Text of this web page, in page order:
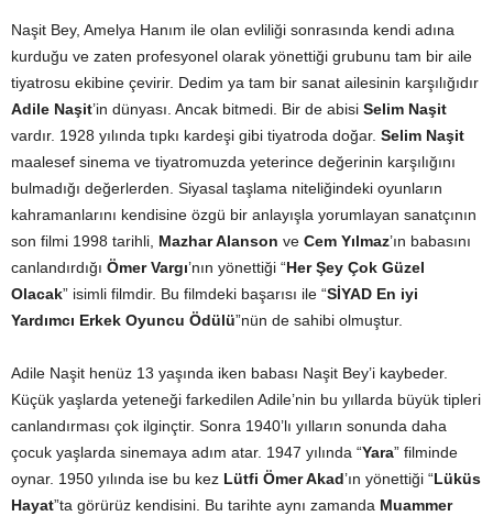
Naşit Bey, Amelya Hanım ile olan evliliği sonrasında kendi adına
kurduğu ve zaten profesyonel olarak yönettiği grubunu tam bir aile
tiyatrosu ekibine çevirir. Dedim ya tam bir sanat ailesinin karşılığıdır
Adile Naşit’in dünyası. Ancak bitmedi. Bir de abisi Selim Naşit
vardır. 1928 yılında tıpkı kardeşi gibi tiyatroda doğar. Selim Naşit
maalesef sinema ve tiyatromuzda yeterince değerinin karşılığını
bulmadığı değerlerden. Siyasal taşlama niteliğindeki oyunların
kahramanlarını kendisine özgü bir anlayışla yorumlayan sanatçının
son filmi 1998 tarihli, Mazhar Alanson ve Cem Yılmaz’ın babasını
canlandırdığı Ömer Vargı’nın yönettiği “Her Şey Çok Güzel
Olacak” isimli filmdir. Bu filmdeki başarısı ile “SİYAD En iyi
Yardımcı Erkek Oyuncu Ödülü”nün de sahibi olmuştur.
Adile Naşit henüz 13 yaşında iken babası Naşit Bey’i kaybeder.
Küçük yaşlarda yeteneği farkedilen Adile’nin bu yıllarda büyük tipleri
canlandırması çok ilginçtir. Sonra 1940’lı yılların sonunda daha
çocuk yaşlarda sinemaya adım atar. 1947 yılında “Yara” filminde
oynar. 1950 yılında ise bu kez Lütfi Ömer Akad’ın yönettiği “Lüküs
Hayat”ta görürüz kendisini. Bu tarihte aynı zamanda Muammer